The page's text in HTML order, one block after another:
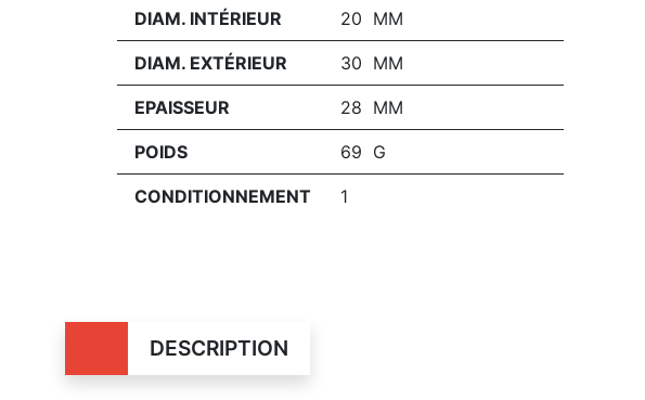
DIAM. INTÉRIEUR 20 MM
DIAM. EXTÉRIEUR 30 MM
EPAISSEUR 28 MM
POIDS 69 G
CONDITIONNEMENT 1
DESCRIPTION